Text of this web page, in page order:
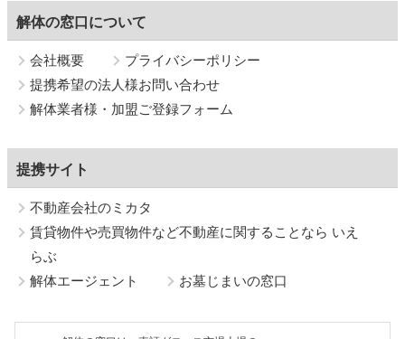
解体の窓口について
会社概要
プライバシーポリシー
提携希望の法人様お問い合わせ
解体業者様・加盟ご登録フォーム
提携サイト
不動産会社のミカタ
賃貸物件や売買物件など不動産に関することなら いえ
らぶ
解体エージェント
お墓じまいの窓口